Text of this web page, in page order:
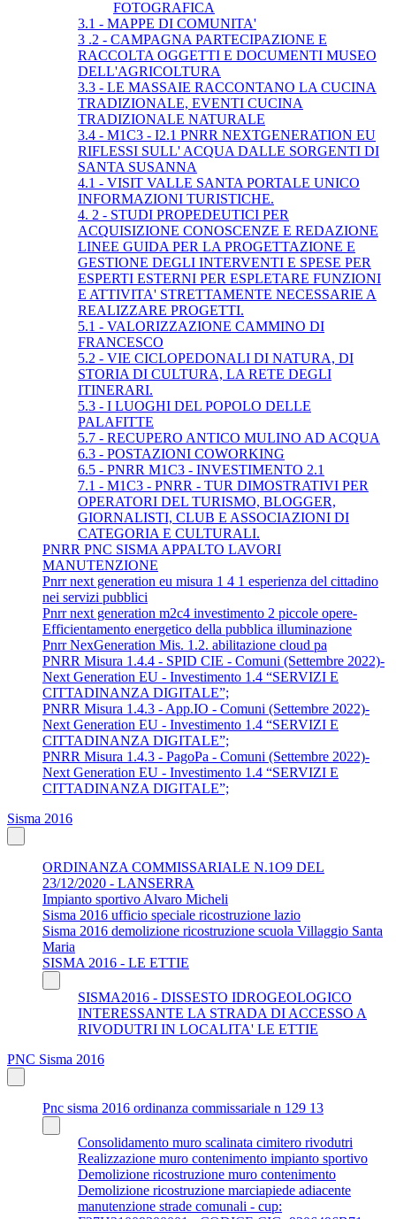
FOTOGRAFICA
3.1 - MAPPE DI COMUNITA'
3 .2 - CAMPAGNA PARTECIPAZIONE E
RACCOLTA OGGETTI E DOCUMENTI MUSEO
DELL'AGRICOLTURA
3.3 - LE MASSAIE RACCONTANO LA CUCINA
TRADIZIONALE, EVENTI CUCINA
TRADIZIONALE NATURALE
3.4 - M1C3 - I2.1 PNRR NEXTGENERATION EU
RIFLESSI SULL' ACQUA DALLE SORGENTI DI
SANTA SUSANNA
4.1 - VISIT VALLE SANTA PORTALE UNICO
INFORMAZIONI TURISTICHE.
4. 2 - STUDI PROPEDEUTICI PER
ACQUISIZIONE CONOSCENZE E REDAZIONE
LINEE GUIDA PER LA PROGETTAZIONE E
GESTIONE DEGLI INTERVENTI E SPESE PER
ESPERTI ESTERNI PER ESPLETARE FUNZIONI
E ATTIVITA' STRETTAMENTE NECESSARIE A
REALIZZARE PROGETTI.
5.1 - VALORIZZAZIONE CAMMINO DI
FRANCESCO
5.2 - VIE CICLOPEDONALI DI NATURA, DI
STORIA DI CULTURA, LA RETE DEGLI
ITINERARI.
5.3 - I LUOGHI DEL POPOLO DELLE
PALAFITTE
5.7 - RECUPERO ANTICO MULINO AD ACQUA
6.3 - POSTAZIONI COWORKING
6.5 - PNRR M1C3 - INVESTIMENTO 2.1
7.1 - M1C3 - PNRR - TUR DIMOSTRATIVI PER
OPERATORI DEL TURISMO, BLOGGER,
GIORNALISTI, CLUB E ASSOCIAZIONI DI
CATEGORIA E CULTURALI.
PNRR PNC SISMA APPALTO LAVORI
MANUTENZIONE
Pnrr next generation eu misura 1 4 1 esperienza del cittadino
nei servizi pubblici
Pnrr next generation m2c4 investimento 2 piccole opere-
Efficientamento energetico della pubblica illuminazione
Pnrr NexGeneration Mis. 1.2. abilitazione cloud pa
PNRR Misura 1.4.4 - SPID CIE - Comuni (Settembre 2022)-
Next Generation EU - Investimento 1.4 “SERVIZI E
CITTADINANZA DIGITALE”;
PNRR Misura 1.4.3 - App.IO - Comuni (Settembre 2022)-
Next Generation EU - Investimento 1.4 “SERVIZI E
CITTADINANZA DIGITALE”;
PNRR Misura 1.4.3 - PagoPa - Comuni (Settembre 2022)-
Next Generation EU - Investimento 1.4 “SERVIZI E
CITTADINANZA DIGITALE”;
Sisma 2016
ORDINANZA COMMISSARIALE N.1O9 DEL
23/12/2020 - LANSERRA
Impianto sportivo Alvaro Micheli
Sisma 2016 ufficio speciale ricostruzione lazio
Sisma 2016 demolizione ricostruzione scuola Villaggio Santa
Maria
SISMA 2016 - LE ETTIE
SISMA2016 - DISSESTO IDROGEOLOGICO
INTERESSANTE LA STRADA DI ACCESSO A
RIVODUTRI IN LOCALITA' LE ETTIE
PNC Sisma 2016
Pnc sisma 2016 ordinanza commissariale n 129 13
Consolidamento muro scalinata cimitero rivodutri
Realizzazione muro contenimento impianto sportivo
Demolizione ricostruzione muro contenimento
Demolizione ricostruzione marciapiede adiacente
manutenzione strade comunali - cup: